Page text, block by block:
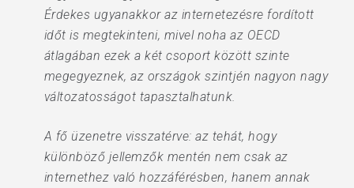
Érdekes ugyanakkor az internetezésre fordított
időt is megtekinteni, mivel noha az OECD
átlagában ezek a két csoport között szinte
megegyeznek, az országok szintjén nagyon nagy
változatosságot tapasztalhatunk.
A fő üzenetre visszatérve: az tehát, hogy
különböző jellemzők mentén nem csak az
internethez való hozzáférésben, hanem annak